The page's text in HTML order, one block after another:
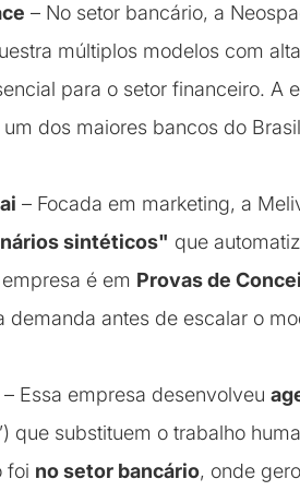
– No setor bancário, a
múltiplos modelos com
para o setor financeiro. A
um dos maiores bancos do
– Focada em marketing, a
sintéticos" que
é em Provas de
demanda antes de escalar o
– Essa empresa desenvolveu
que substituem o trabalho
foi no setor bancário, onde